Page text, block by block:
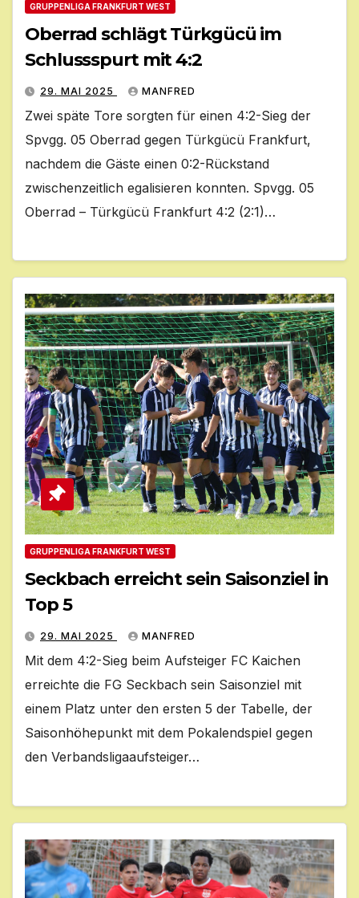
GRUPPENLIGA FRANKFURT WEST
Oberrad schlägt Türkgücü im
Schlussspurt mit 4:2
29. MAI 2025 MANFRED
Zwei späte Tore sorgten für einen 4:2-Sieg der
Spvgg. 05 Oberrad gegen Türkgücü Frankfurt,
nachdem die Gäste einen 0:2-Rückstand
zwischenzeitlich egalisieren konnten. Spvgg. 05
Oberrad – Türkgücü Frankfurt 4:2 (2:1)…
GRUPPENLIGA FRANKFURT WEST
Seckbach erreicht sein Saisonziel in
Top 5
29. MAI 2025 MANFRED
Mit dem 4:2-Sieg beim Aufsteiger FC Kaichen
erreichte die FG Seckbach sein Saisonziel mit
einem Platz unter den ersten 5 der Tabelle, der
Saisonhöhepunkt mit dem Pokalendspiel gegen
den Verbandsligaaufsteiger…